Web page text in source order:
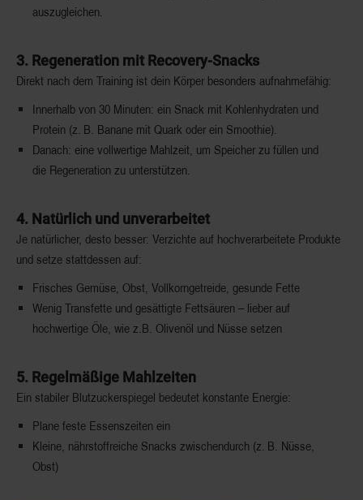
auszugleichen.
3. Regeneration mit Recovery-Snacks
Direkt nach dem Training ist dein Körper besonders aufnahmefähig:
Innerhalb von 30 Minuten: ein Snack mit Kohlenhydraten und
Protein (z. B. Banane mit Quark oder ein Smoothie).
Danach: eine vollwertige Mahlzeit , um Speicher zu füllen und
die Regeneration zu unterstützen.
4. Natürlich und unverarbeitet
Je natürlicher, desto besser: Verzichte auf hochverarbeitete Produkte
und setze stattdessen auf:
Frisches Gemüse, Obst, Vollkorngetreide, gesunde Fette
Wenig Transfette und gesättigte Fettsäuren – lieber auf
hochwertige Öle, wie z.B. Olivenöl und Nüsse setzen
5. Regelmäßige Mahlzeiten
Ein stabiler Blutzuckerspiegel bedeutet konstante Energie:
Plane feste Essenszeiten ein
Kleine, nährstoffreiche Snacks zwischendurch (z. B. Nüsse,
Obst)